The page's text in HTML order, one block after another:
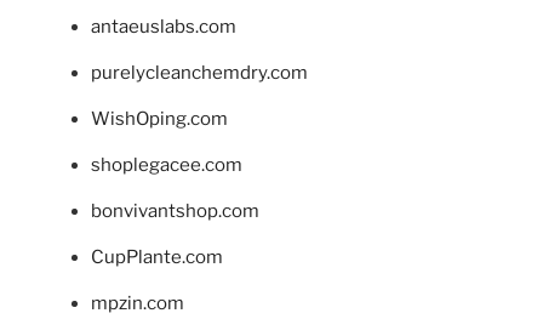
antaeuslabs.com
purelycleanchemdry.com
WishOping.com
shoplegacee.com
bonvivantshop.com
CupPlante.com
mpzin.com